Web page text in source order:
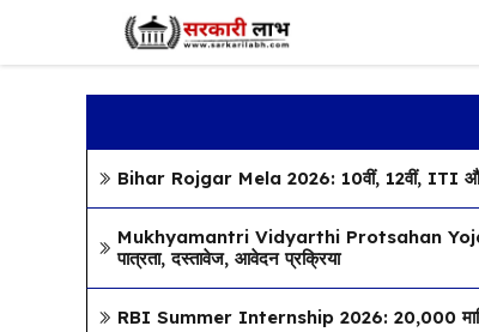
content
Bihar Rojgar Mela 2026: 10वीं, 12वीं, ITI और
Mukhyamantri Vidyarthi Protsahan
पात्रता, दस्तावेज, आवेदन प्रक्रिया
RBI Summer Internship 2026: ₹20,000